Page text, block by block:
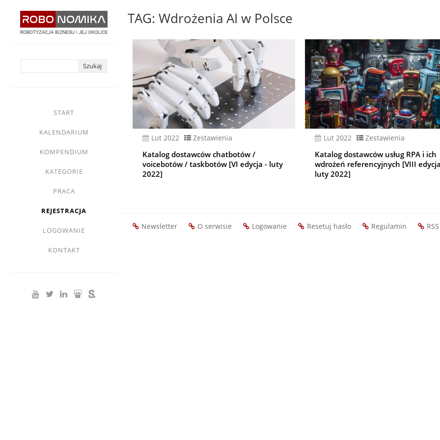
START
KALENDARIUM
KOMPENDIUM
KATEGORIE
PRACA
REJESTRACJA
LOGOWANIE
KONTAKT
TAG: Wdrożenia AI w Polsce
lut 2022 Zestawienia
Katalog dostawców chatbotów /
voicebotów / taskbotów [VI edycja - luty
2022]
lut 2022 Zestawienia
Katalog dostawców usług RPA i ich
wdrożeń referencyjnych [VIII
luty 2022]
Newsletter O serwisie Logowanie Resetuj hasło Regulamin RSS